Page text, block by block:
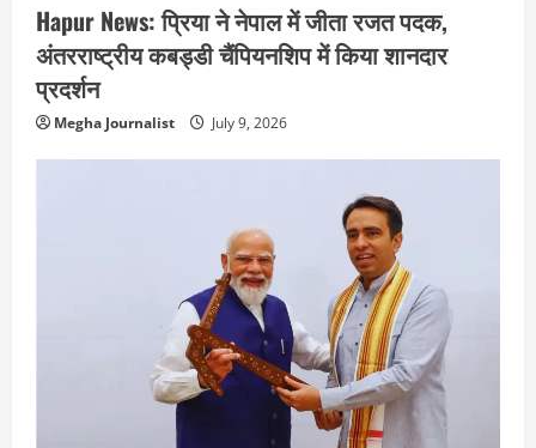
Hapur News: प्रिया ने नेपाल में जीता रजत पदक,
अंतरराष्ट्रीय कबड्डी चैंपियनशिप में किया शानदार
प्रदर्शन
Megha Journalist July 9, 2026